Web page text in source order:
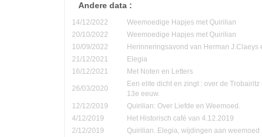
Andere data :
14/12/2022
Weemoedige Hapjes met Quirilian
20/10/2022
Weemoedige Hapjes met Quirilian
10/09/2022
Herinneringsavond van Herman J.Claeys
21/12/2021
Elegia
16/12/2021
Met Noten en Letters
26/03/2020
Een elite dicht en zingt : over de
13e eeuw.
12/12/2019
Quirilian: Over Liefde en Weemoed.
4/12/2019
Het Historisch café van 4.12.2019
2/12/2019
Quirilian. Elegia, wijdingen aan weemoed